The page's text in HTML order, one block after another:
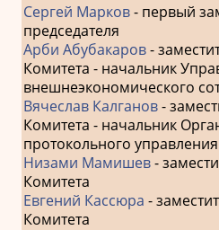
Сергей Марков- первый
председателя
Арби Абубакаров-
Комитета - начальник
внешнеэкономического
Вячеслав Калганов-
Комитета - начальник
протокольного управления
Низами Мамишев-
Комитета
Евгений Кассюра -
Комитета